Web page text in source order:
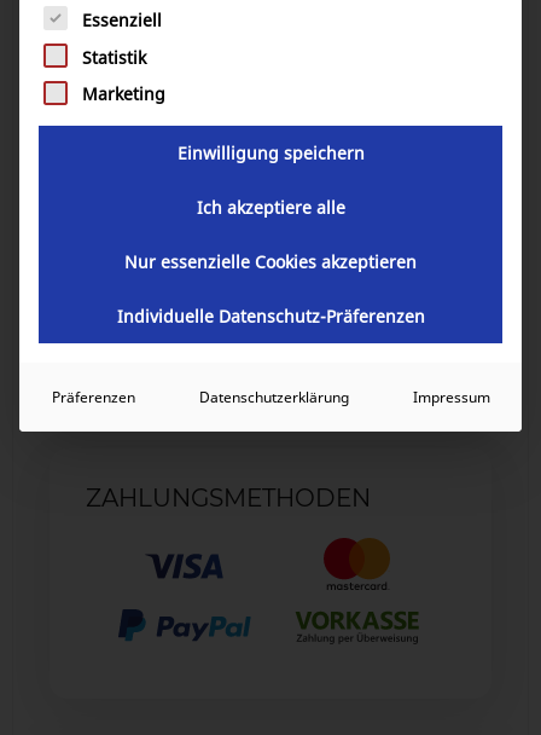
154,43
183,77 €
In den Warenkorb
ZAHLUNGSMETHODEN
Es folgt eine Liste der Service-Gruppen, für die eine
Essenziell
Statistik
Marketing
Einwilligung speichern
Ich akzeptiere alle
Nur essenzielle Cookies akzeptieren
Individuelle Datenschutz-Präferenzen
Präferenzen Datenschutzerklärung Impressum